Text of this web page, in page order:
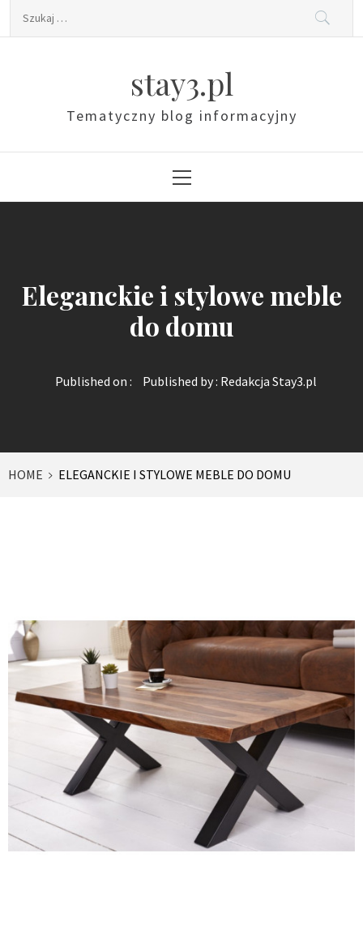
Szukaj:
stay3.pl
Tematyczny blog informacyjny
Menu
Eleganckie i stylowe meble
do domu
Published on : Published by : Redakcja Stay3.pl
HOME ELEGANCKIE I STYLOWE MEBLE DO DOMU